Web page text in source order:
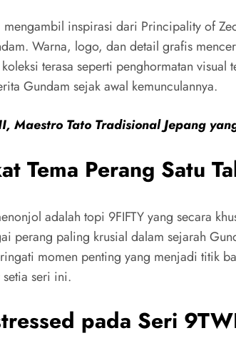
inspirasi dari Principality of
Warna, logo, dan detail grafis
terasa seperti penghormatan
Gundam sejak awal kemunculannya.
Maestro Tato Tradisional Jepang
Tema Perang Satu
adalah topi 9FIFTY yang secara
perang paling krusial dalam sejarah
momen penting yang menjadi titik
seri ini.
pada Seri